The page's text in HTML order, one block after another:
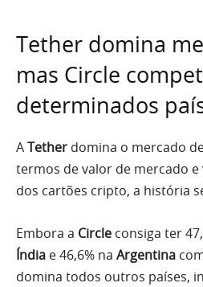
Tether domina
mas Circle
determinados
ATether domina o mercado
termos de valor de mercado
dos cartões cripto, a história
Embora a Circle consiga ter
Índia e 46,6% na Argentina
domina todos outros países,